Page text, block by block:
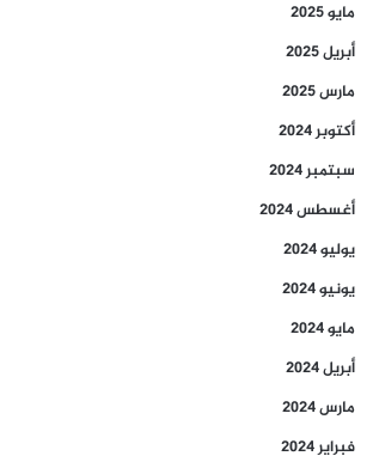
مايو 2025
أبريل 2025
مارس 2025
أكتوبر 2024
سبتمبر 2024
أغسطس 2024
يوليو 2024
يونيو 2024
مايو 2024
أبريل 2024
مارس 2024
فبراير 2024